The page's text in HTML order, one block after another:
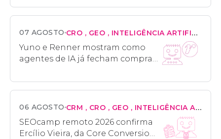
07 AGOSTO CRO GEO INTELIGÊNCIA ARTIFICIAL
Yuno e Renner mostram como
agentes de IA já fecham compras
06 AGOSTO CRM CRO GEO INTELIGÊNCIA ARTIFICIAL
SEOcamp remoto 2026 confirma
Ercílio Vieira, da Core Conversion,